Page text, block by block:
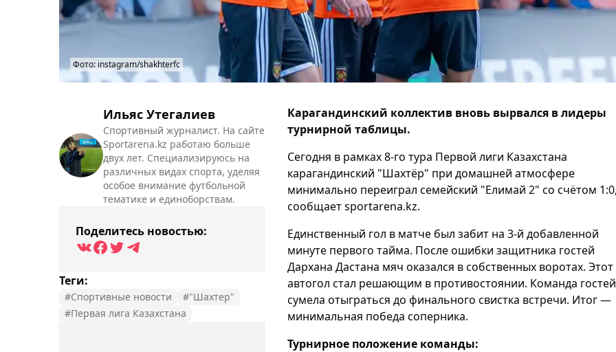
Фото: instagram/shakhterfc
Ильяс Утегалиев
Спортивный журналист. На сайте
Sportarena.kz работаю больше
двух лет. Специализируюсь на
различных видах спорта, уделяя
особое внимание футбольной
тематике и единоборствам.
Поделитесь новостью:
Теги:
#Спортивные новости
#"Шахтер"
#Первая лига Казахстана
Карагандинский коллектив вновь вырвался в лидеры
турнирной таблицы.
Сегодня в рамках 8-го тура Первой лиги Казахстана
карагандинский "Шахтёр" при домашней атмосфере
минимально переиграл семейский "Елимай 2" со счётом 1:0,
сообщает sportarena.kz.
Единственный гол в матче был забит на 3-й добавленной
минуте первого тайма. После ошибки защитника гостей
Дархана Дастана мяч оказался в собственных воротах. Этот
автогол стал решающим в противостоянии. Команда
сумела отыграться до финального свистка встречи. Итог —
минимальная победа соперника.
Турнирное положение команды: